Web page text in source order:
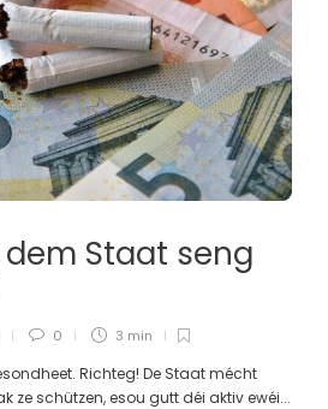
Staat seng
0 3 min
Richteg! De Staat mécht
ze schützen, esou gutt déi aktiv ewéi...